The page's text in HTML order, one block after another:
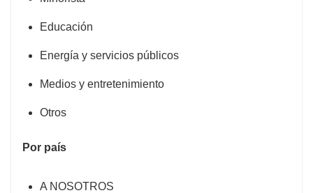
Educación
Energía y servicios públicos
Medios y entretenimiento
Otros
Por país
A NOSOTROS